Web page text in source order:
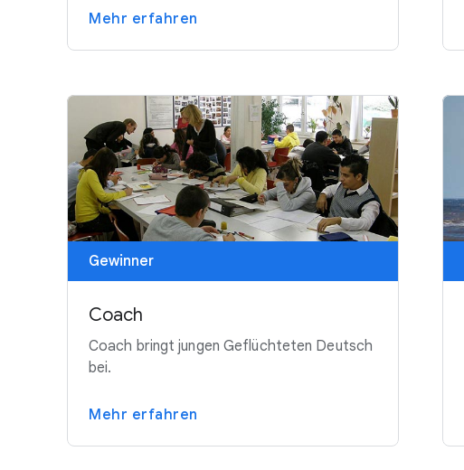
Mehr erfahren
Gewinner
Coach
Coach bringt jungen Geflüchteten Deutsch
bei.
Mehr erfahren